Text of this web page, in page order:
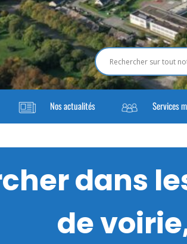
Nos actualités Services
dans
de